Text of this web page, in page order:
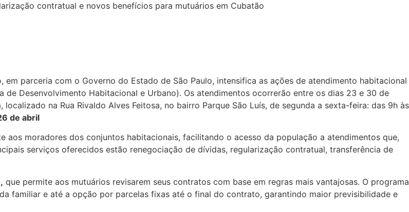
contratual e novos benefícios para mutuários em Cubatão
parceria com o Governo do Estado de São Paulo, intensifica as ações de atendimento habitacional
Desenvolvimento Habitacional e Urbano). Os atendimentos ocorrerão entre os dias 23 e 30 de
na Rua Rivaldo Alves Feitosa, no bairro Parque São Luís, de segunda a sexta-feira: das 9h às
de abril
moradores dos conjuntos habitacionais, facilitando o acesso da população a atendimentos que,
serviços oferecidos estão renegociação de dívidas, regularização contratual, transferência de
que permite aos mutuários revisarem seus contratos com base em regras mais vantajosas. O programa
familiar e até a opção por parcelas fixas até o final do contrato, garantindo maior previsibilidade e